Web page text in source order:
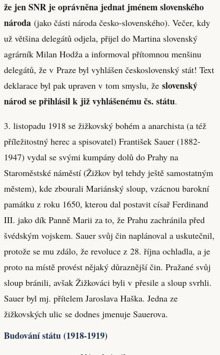
že jen SNR je oprávněna jednat jménem slovenského
národa (jako části národa česko-slovenského). Večer, kdy
už většina delegátů odjela, přijel do Martina slovenský
agrárník Milan Hodža a informoval přítomnou menšinu
delegátů, že v Praze byl vyhlášen československý stát! Text
deklarace byl pak upraven v tom smyslu, že slovenský
národ se přihlásil k již vyhlášenému čs. státu.
3. listopadu 1918 se žižkovský bohém a anarchista (a též
příležitostný herec a spisovatel) František Sauer (1882-
1947) vydal se svými kumpány dolů do Prahy na
Staroměstské náměstí (Žižkov byl tehdy ještě samostatným
městem), kde zbourali Mariánský sloup, vzácnou barokní
památku z roku 1650, kterou dal postavit císař Ferdinand
III. jako dík Panně Marii za to, že Prahu zachránila před
švédským vojskem. Sauer svůj čin naplánoval a uskutečnil,
protože se mu zdálo, že revoluce z 28. října ochladla, a je
proto na místě provést nějaký důraznější čin. Pražané svůj
sloup bránili, avšak Žižkováci byli v přesile a sloup svrhli.
Sauer byl mj. přítelem Jaroslava Haška. Jedna ze
žižkovských ulic se dodnes jmenuje Sauerova.
Budování státu (1918-1919)